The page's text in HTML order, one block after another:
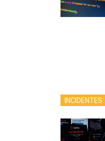
INCIDENTES